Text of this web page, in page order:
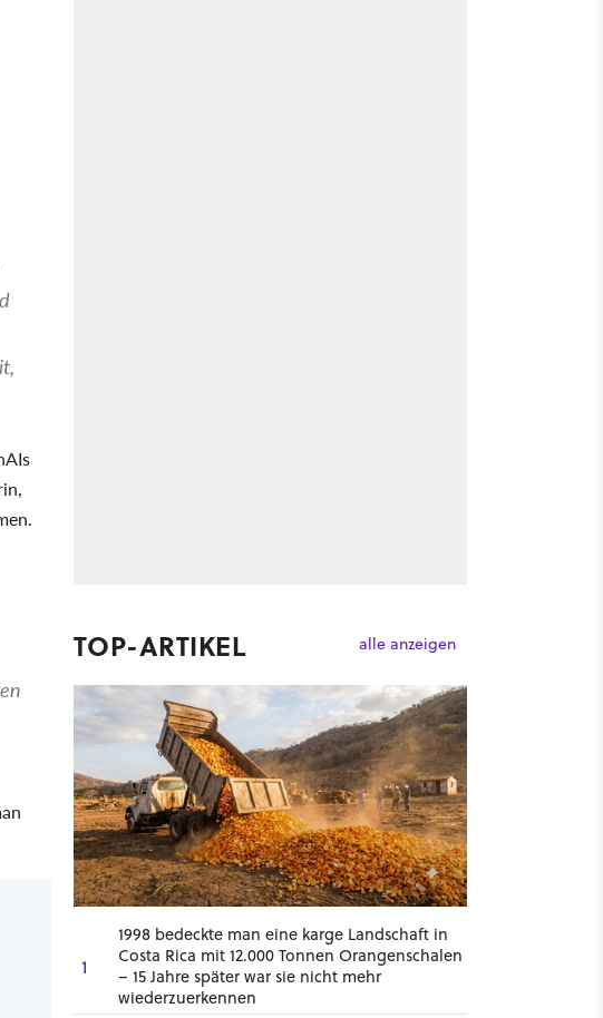
TOP-ARTIKEL alle anzeigen
1
1998 bedeckte man eine karge Landschaft in
Costa Rica mit 12.000 Tonnen Orangenschalen
– 15 Jahre später war sie nicht mehr
wiederzuerkennen